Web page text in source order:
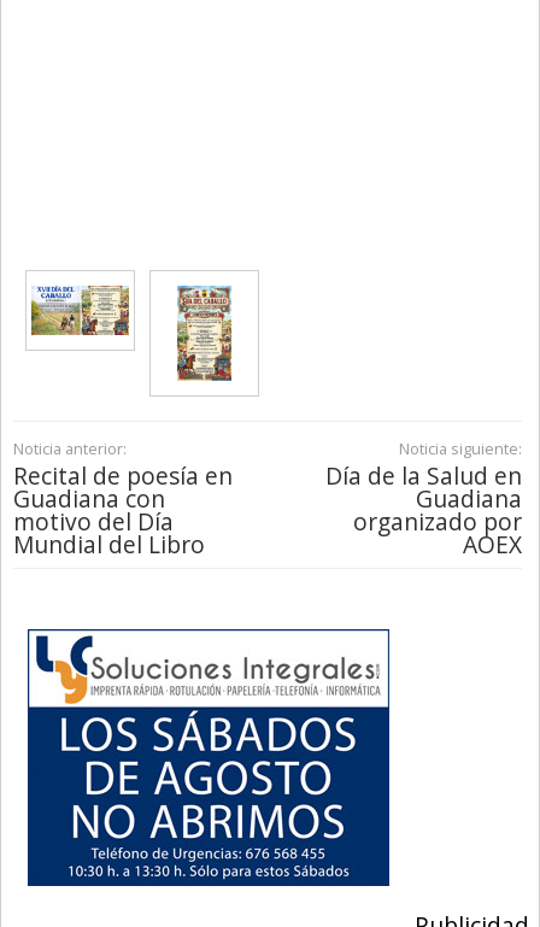
Noticia anterior:
Recital de poesía en
Guadiana con
motivo del Día
Mundial del Libro
Noticia siguiente:
Día de la Salud en
Guadiana
organizado por
AOEX